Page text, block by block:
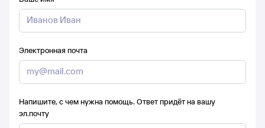
Электронная почта
Напишите, с чем нужна помощь. Ответ придёт на вашу
эл.почту